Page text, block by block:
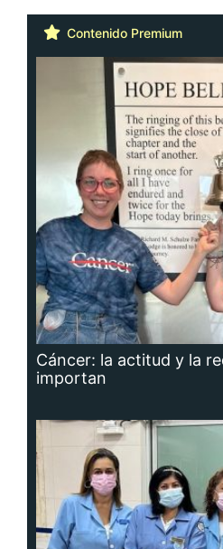
Contenido Premium
Cáncer: la actitud y la
importan